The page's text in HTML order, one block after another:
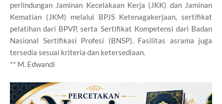
perlindungan Jaminan Kecelakaan Kerja (JKK) dan Jaminan
Kematian (JKM) melalui BPJS Ketenagakerjaan, sertifikat
pelatihan dari BPVP, serta Sertifikat Kompetensi dari Badan
Nasional Sertifikasi Profesi (BNSP). Fasilitas asrama juga
tersedia sesuai kriteria dan ketersediaan.
** M. Edwandi